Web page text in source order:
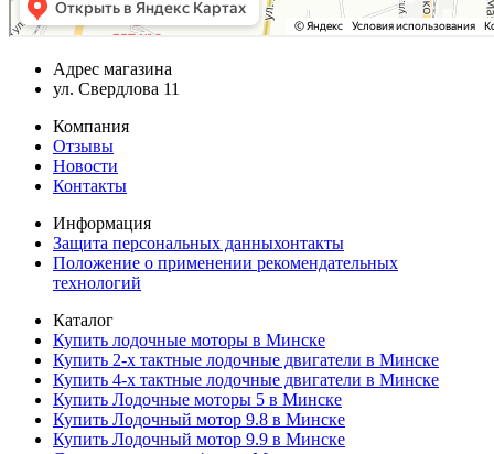
Адрес магазина
ул. Свердлова 11
Компания
Отзывы
Новости
Контакты
Информация
Защита персональных данныхонтакты
Положение о применении рекомендательных
технологий
Каталог
Купить лодочные моторы в Минске
Купить 2-х тактные лодочные двигатели в Минске
Купить 4-х тактные лодочные двигатели в Минске
Купить Лодочные моторы 5 в Минске
Купить Лодочный мотор 9.8 в Минске
Купить Лодочный мотор 9.9 в Минске